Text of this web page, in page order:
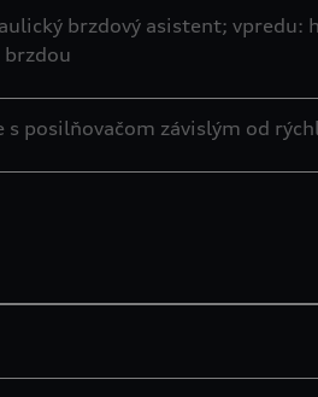
brzdový asistent;
posilňovačom závislým od